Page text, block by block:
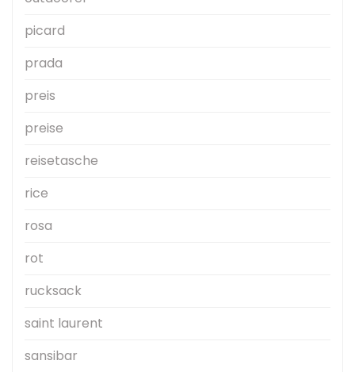
picard
prada
preis
preise
reisetasche
rice
rosa
rot
rucksack
saint laurent
sansibar